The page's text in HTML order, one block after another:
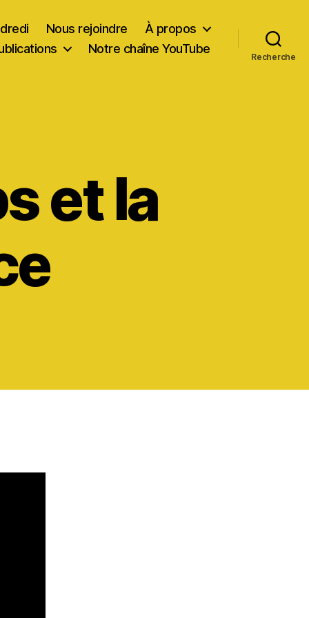
Nous rejoindre
À propos
Notre chaîne YouTube
Recherche
et la